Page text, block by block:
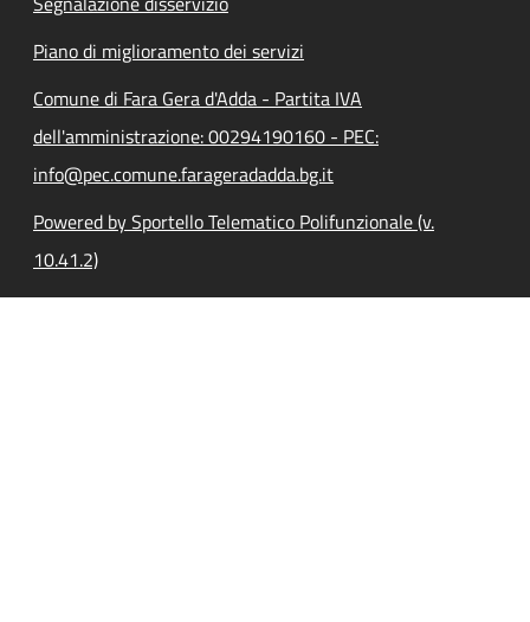
Piano di miglioramento dei servizi
Comune di Fara Gera d'Adda - Partita IVA
dell'amministrazione: 00294190160 - PEC:
info@pec.comune.farageradadda.bg.it
Powered by Sportello Telematico Polifunzionale (v.
10.41.2)